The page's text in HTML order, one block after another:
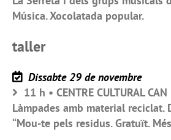
Música. Xocolatada popular.
taller
Dissabte 29 de novembre
11 h • CENTRE CULTURAL CAN
Làmpades amb material reciclat.
“Mou-te pels residus. Gratuït.